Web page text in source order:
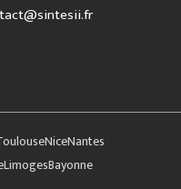
NiceNantes
LimogesBayonne